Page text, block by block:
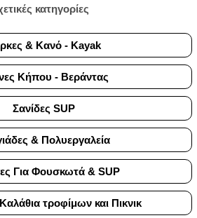
κατηγορίες
& Κανό - Κayak
Κήπου - Βεράντας
Σανίδες SUP
& Πολυεργαλεία
Για Φουσκωτά & SUP
τροφίμων και Πικνικ